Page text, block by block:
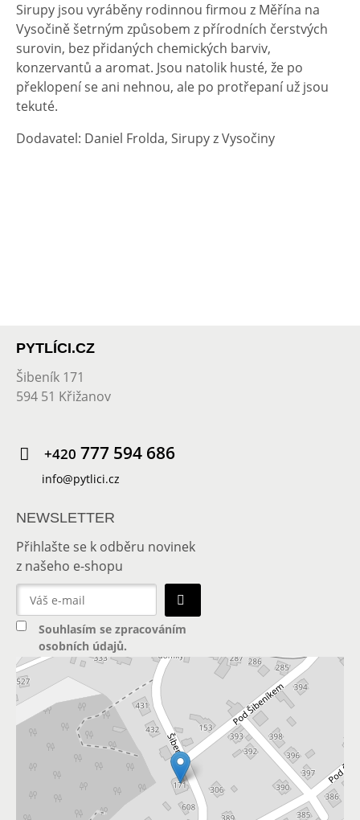
Sirupy jsou vyráběny rodinnou firmou z Měřína na
Vysočině šetrným způsobem z přírodních čerstvých
surovin, bez přidaných chemických barviv,
konzervantů a aromat. Jsou natolik husté, že po
překlopení se ani nehnou, ale po protřepaní už jsou
tekuté.
Dodavatel: Daniel Frolda, Sirupy z Vysočiny
PYTLÍCI.CZ
Šibeník 171
594 51 Křižanov
+420 777 594 686
info@pytlici.cz
NEWSLETTER
Přihlašte se k odběru novinek
z našeho e-shopu
Souhlasím se zpracováním
osobních údajů.